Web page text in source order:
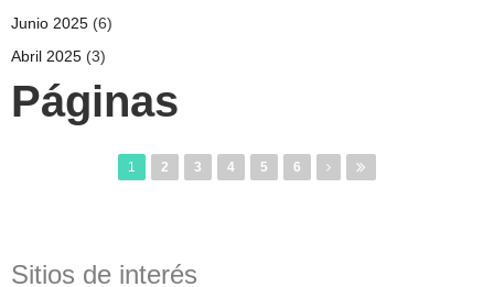
Junio 2025 (6)
Abril 2025 (3)
Páginas
1 2 3 4 5 6
Sitios de interés